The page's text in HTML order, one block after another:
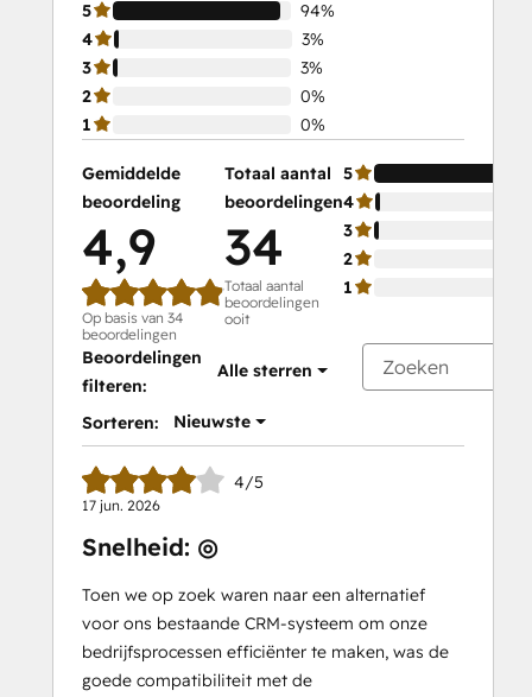
5
94%
4
3%
3
3%
2
0%
1
0%
Gemiddelde
beoordeling
4,9
Op basis van 34
beoordelingen
Totaal aantal
beoordelingen
34
Totaal aantal
beoordelingen
ooit
5
4
3
2
1
Beoordelingen
filteren:
Alle sterren
Sorteren: Nieuwste
4/5
17 jun. 2026
Snelheid: ◎
Toen we op zoek waren naar een alternatief
voor ons bestaande CRM-systeem om onze
bedrijfsprocessen efficiënter te maken, was de
goede compatibiliteit met de